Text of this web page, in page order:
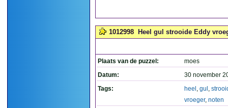
1012998 Heel gul strooide Eddy
Plaats van de puzzel:
moes
Datum:
30 november
Tags:
heel , gul ,
vroeger, noten